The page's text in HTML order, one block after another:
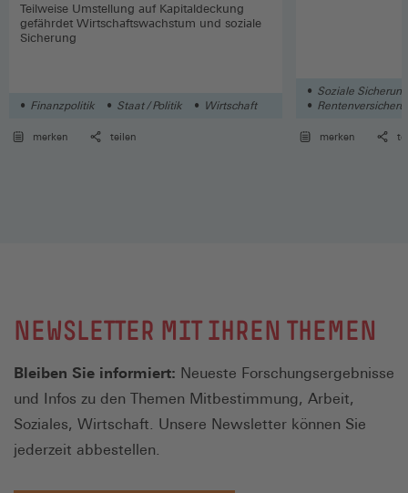
Teilweise Umstellung auf Kapitaldeckung
gefährdet Wirtschaftswachstum und soziale
Sicherung
Finanzpolitik Staat / Politik Wirtschaft
merken teilen
Soziale
merken
NEWSLETTER MIT IHREN THEMEN
Bleiben Sie informiert: Neueste Forschungsergebnisse
und Infos zu den Themen Mitbestimmung, Arbeit,
Soziales, Wirtschaft. Unsere Newsletter können Sie
jederzeit abbestellen.